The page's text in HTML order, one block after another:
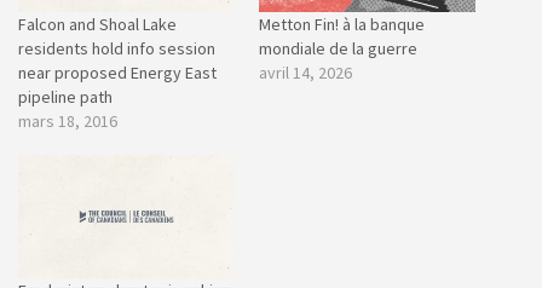
Falcon and Shoal Lake
residents hold info session
near proposed Energy East
pipeline path
mars 18, 2016
Metton Fin! à la banque
mondiale de la guerre
avril 14, 2026